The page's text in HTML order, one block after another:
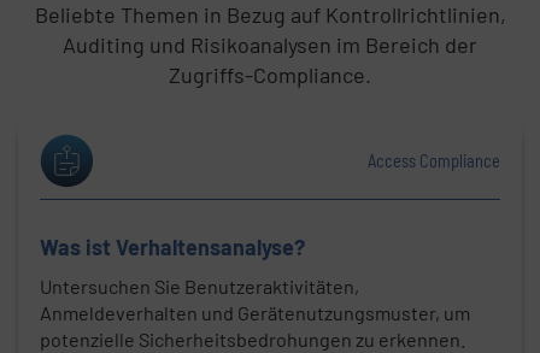
Beliebte Themen in Bezug auf Kontrollrichtlinien,
Auditing und Risikoanalysen im Bereich der
Zugriffs-Compliance.
Access Compliance
Was ist Verhaltensanalyse?
Untersuchen Sie Benutzeraktivitäten,
Anmeldeverhalten und Gerätenutzungsmuster, um
potenzielle Sicherheitsbedrohungen zu erkennen.